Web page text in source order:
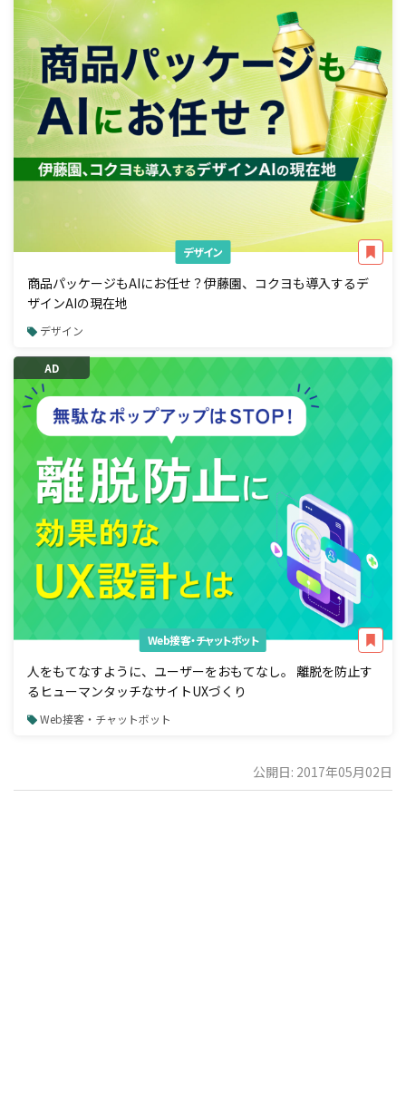
デザイン
商品パッケージもAIにお任せ？伊藤園、コクヨも導入するデ
ザインAIの現在地
デザイン
AD
Web接客・チャットボット
人をもてなすように、ユーザーをおもてなし。 離脱を防止す
るヒューマンタッチなサイトUXづくり
Web接客・チャットボット
公開日: 2017年05月02日